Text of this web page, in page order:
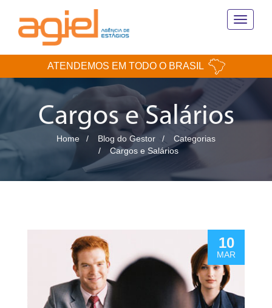
Toggle
ATENDEMOS EM TODO O BRASIL
Cargos e Salários
Home Blog do Gestor
Categorias
Cargos e Salários
10
MAR